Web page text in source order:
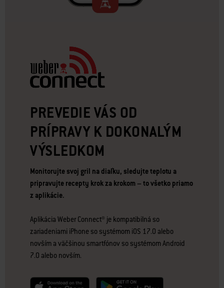
PREVEDIE VÁS OD
PRÍPRAVY K DOKONALÝM
VÝSLEDKOM
Monitorujte svoj gril na diaľku, sledujte teplotu a
pripravujte recepty krok za krokom – to všetko priamo
z aplikácie.
Aplikácia Weber Connect® je kompatibilná so
zariadeniami iPhone so systémom iOS 17.0 alebo
novším a väčšinou smartfónov so systémom Android
7.0 alebo novším.
null